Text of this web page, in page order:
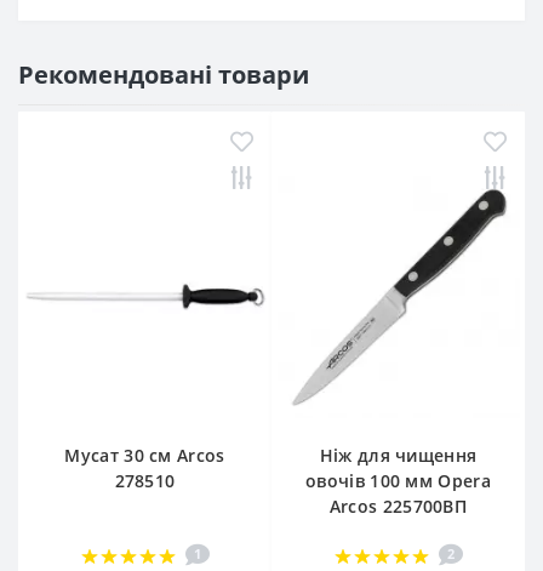
Рекомендовані товари
Мусат 30 см Arcos
278510
1
Ніж для чищення
овочів 100 мм Opera
Arcos 225700ВП
2